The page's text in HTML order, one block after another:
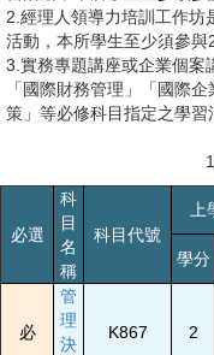
2.經理人領導力培訓工作坊
活動，本所學生至少須參與2
3.實務專題講座或企業個案
「國際財務管理」「國際
策」等必修科目指定之學習
必選
科
目
名
稱
科目代號
學分
必
管
理
決
K867 2